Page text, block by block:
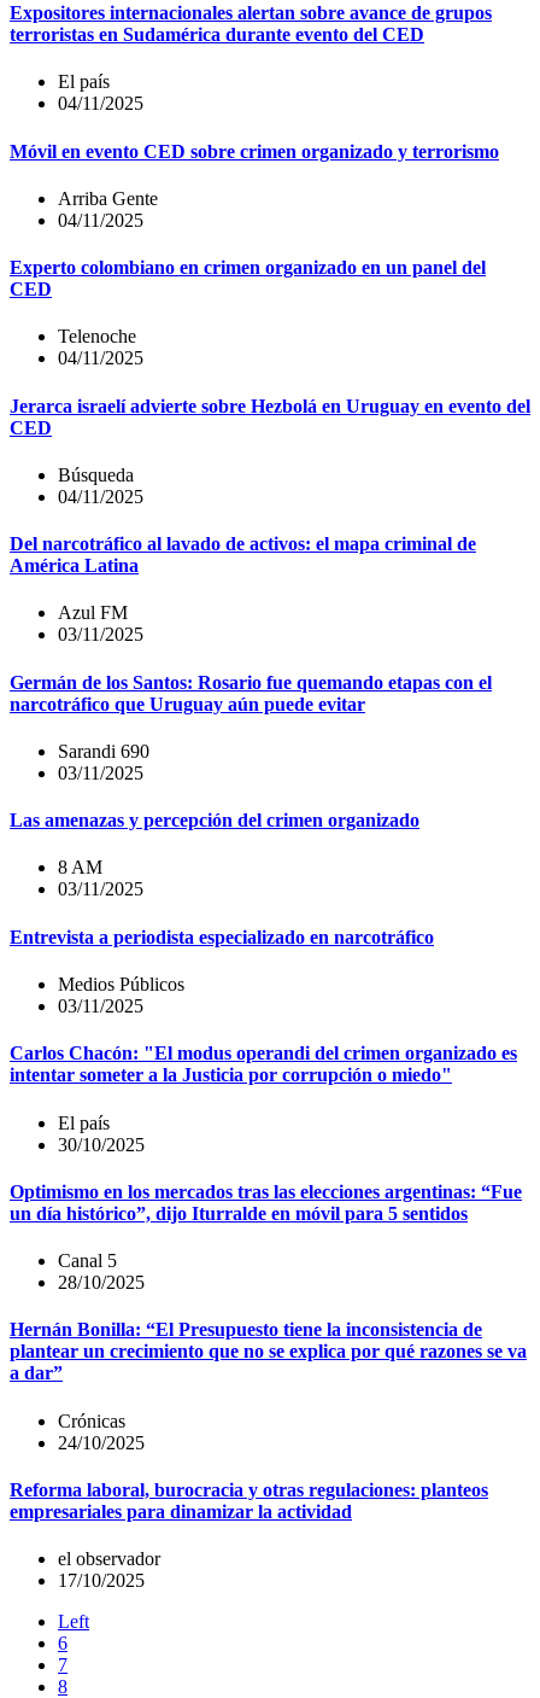
Expositores internacionales alertan sobre avance de grupos
terroristas en Sudamérica durante evento del CED
El país
04/11/2025
Móvil en evento CED sobre crimen organizado y terrorismo
Arriba Gente
04/11/2025
Experto colombiano en crimen organizado en un panel del
CED
Telenoche
04/11/2025
Jerarca israelí advierte sobre Hezbolá en Uruguay en evento del
CED
Búsqueda
04/11/2025
Del narcotráfico al lavado de activos: el mapa criminal de
América Latina
Azul FM
03/11/2025
Germán de los Santos: Rosario fue quemando etapas con el
narcotráfico que Uruguay aún puede evitar
Sarandi 690
03/11/2025
Las amenazas y percepción del crimen organizado
8 AM
03/11/2025
Entrevista a periodista especializado en narcotráfico
Medios Públicos
03/11/2025
Carlos Chacón: "El modus operandi del crimen organizado es
intentar someter a la Justicia por corrupción o miedo"
El país
30/10/2025
Optimismo en los mercados tras las elecciones argentinas: “Fue
un día histórico”, dijo Iturralde en móvil para 5 sentidos
Canal 5
28/10/2025
Hernán Bonilla: “El Presupuesto tiene la inconsistencia de
plantear un crecimiento que no se explica por qué razones se va
a dar”
Crónicas
24/10/2025
Reforma laboral, burocracia y otras regulaciones: planteos
empresariales para dinamizar la actividad
el observador
17/10/2025
Left
6
7
8